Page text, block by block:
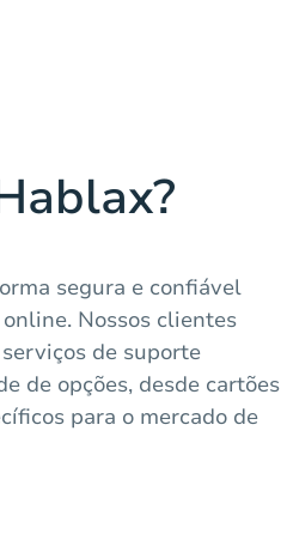
segura e confiável
Nossos clientes
de suporte
de opções, desde cartões
para o mercado de